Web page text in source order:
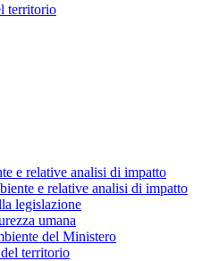
territorio
e relative analisi di impatto
e relative analisi di impatto
legislazione
umana
del Ministero
territorio